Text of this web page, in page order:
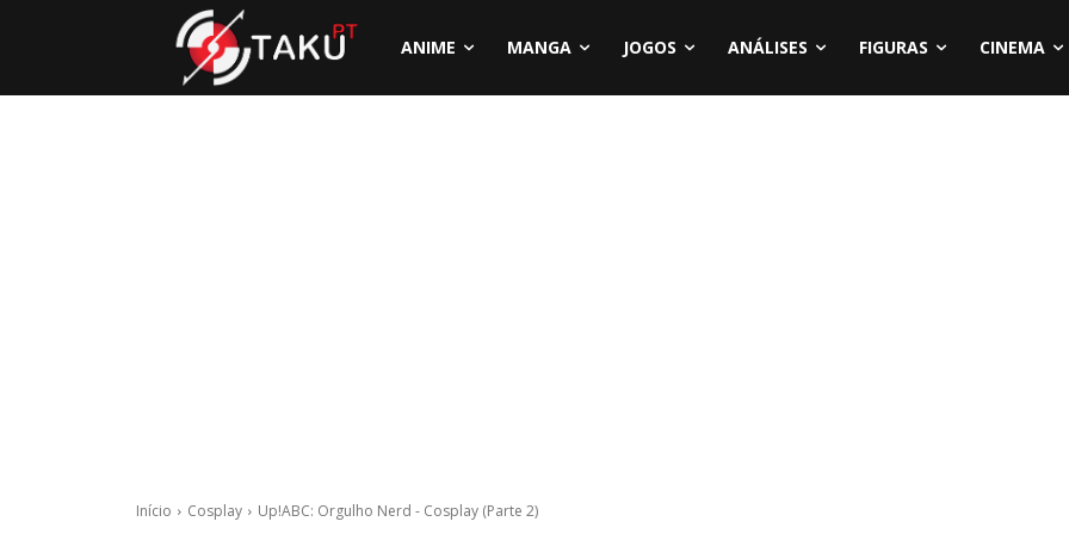
ANIME MANGA JOGOS ANÁLISES FIGURAS CINEMA
Início Cosplay Up!ABC: Orgulho Nerd - Cosplay (Parte 2)